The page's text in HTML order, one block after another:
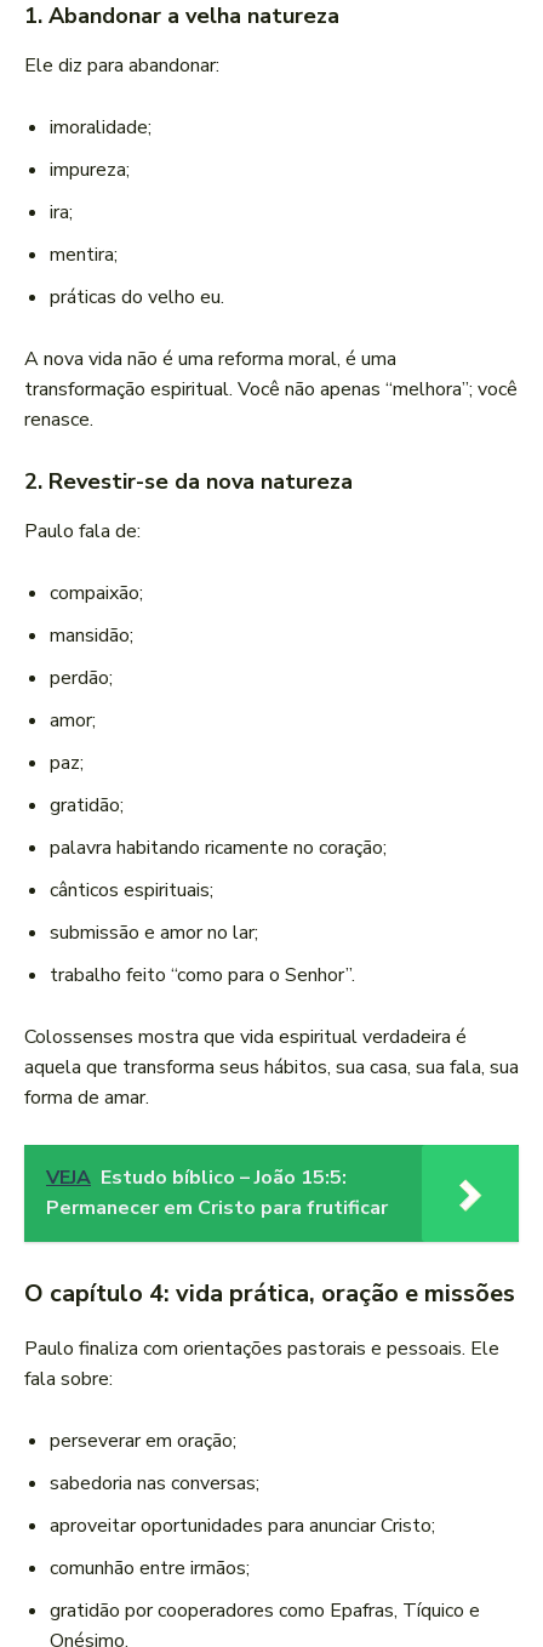
1. Abandonar a velha natureza
Ele diz para abandonar:
imoralidade;
impureza;
ira;
mentira;
práticas do velho eu.
A nova vida não é uma reforma moral, é uma
transformação espiritual. Você não apenas “melhora”; você
renasce.
2. Revestir-se da nova natureza
Paulo fala de:
compaixão;
mansidão;
perdão;
amor;
paz;
gratidão;
palavra habitando ricamente no coração;
cânticos espirituais;
submissão e amor no lar;
trabalho feito “como para o Senhor”.
Colossenses mostra que vida espiritual verdadeira é
aquela que transforma seus hábitos, sua casa, sua fala, sua
forma de amar.
VEJA Estudo bíblico – João 15:5:
Permanecer em Cristo para frutificar
O capítulo 4: vida prática, oração e missões
Paulo finaliza com orientações pastorais e pessoais. Ele
fala sobre:
perseverar em oração;
sabedoria nas conversas;
aproveitar oportunidades para anunciar Cristo;
comunhão entre irmãos;
gratidão por cooperadores como Epafras, Tíquico e
Onésimo.